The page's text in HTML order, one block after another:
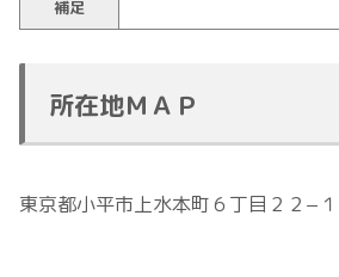
補足
所在地ＭＡＰ
東京都小平市上水本町６丁目２２−１